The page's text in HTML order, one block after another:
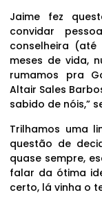
Jaime fez
convidar
conselheira
meses de vida,
rumamos pra
Altair Sales
sabido de nóis,”
Trilhamos uma
questão de
quase sempre,
falar da ótima
certo, lá vinha o